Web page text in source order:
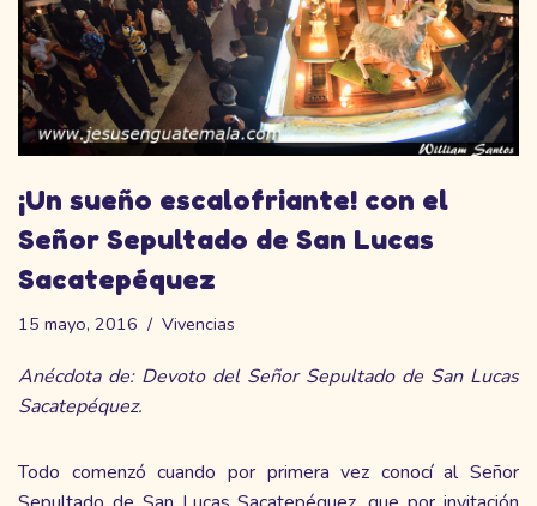
¡Un sueño escalofriante! con el
Señor Sepultado de San Lucas
Sacatepéquez
15 mayo, 2016 Vivencias
Anécdota de: Devoto del Señor Sepultado de San Lucas
Sacatepéquez.
Todo comenzó cuando por primera vez conocí al Señor